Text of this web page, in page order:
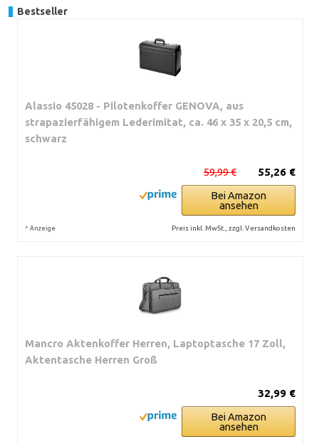
Bestseller
Alassio 45028 - Pilotenkoffer GENOVA, aus
strapazierfähigem Lederimitat, ca. 46 x 35 x 20,5 cm,
schwarz
55,26 €
59,99 €
Bei Amazon
ansehen
* Anzeige Preis inkl. MwSt., zzgl. Versandkosten
Mancro Aktenkoffer Herren, Laptoptasche 17 Zoll,
Aktentasche Herren Groß
32,99 €
Bei Amazon
ansehen